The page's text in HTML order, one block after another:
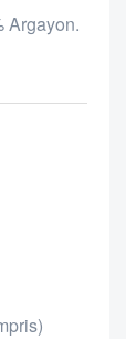
Argayon.